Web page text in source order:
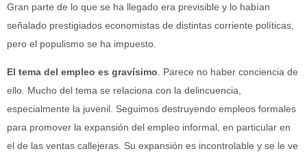
Gran parte de lo que se ha llegado era previsible y lo habían
señalado prestigiados economistas de distintas corriente políticas,
pero el populismo se ha impuesto.
El tema del empleo es gravísimo. Parece no haber conciencia de
ello. Mucho del tema se relaciona con la delincuencia,
especialmente la juvenil. Seguimos destruyendo empleos formales
para promover la expansión del empleo informal, en particular en
el de las ventas callejeras. Su expansión es incontrolable y se le ve